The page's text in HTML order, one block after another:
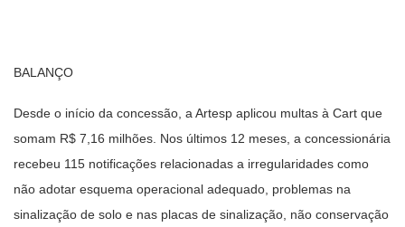
BALANÇO
Desde o início da concessão, a Artesp aplicou multas à Cart que
somam R$ 7,16 milhões. Nos últimos 12 meses, a concessionária
recebeu 115 notificações relacionadas a irregularidades como
não adotar esquema operacional adequado, problemas na
sinalização de solo e nas placas de sinalização, não conservação